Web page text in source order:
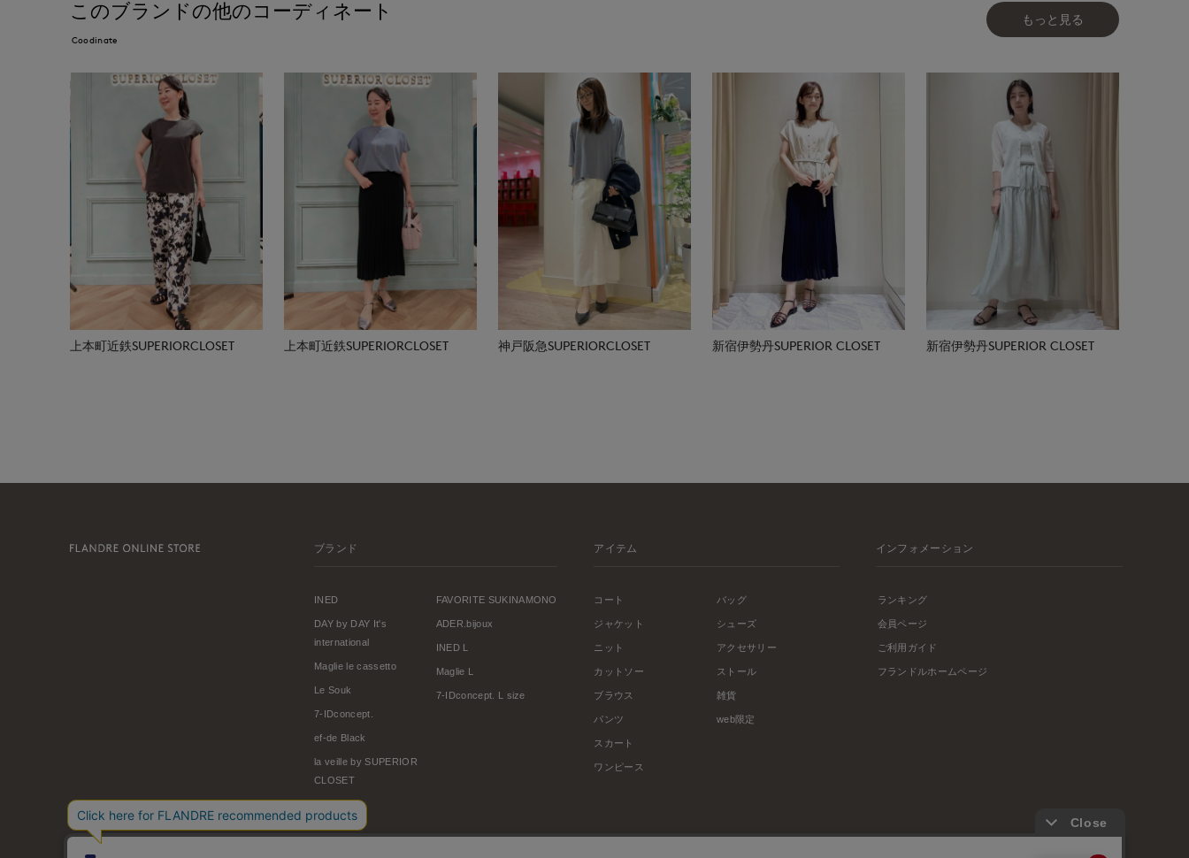
このブランドの他のコーディネート
Coodinate
もっと見る
上本町近鉄SUPERIORCLOSET 上本町近鉄SUPERIORCLOSET 神戸阪急SUPERIORCLOSET 新宿伊勢丹SUPERIOR CLOSET 新宿伊勢丹SUPERIOR CLOSET
ブランド
INED
DAY by DAY It's
international
Maglie le cassetto
Le Souk
7-IDconcept.
ef-de Black
la veille by SUPERIOR
CLOSET
FAVORITE SUKINAMONO
ADER.bijoux
INED L
Maglie L
7-IDconcept. L size
アイテム
コート
ジャケット
ニット
カットソー
ブラウス
パンツ
スカート
ワンピース
バッグ
シューズ
アクセサリー
ストール
雑貨
web限定
インフォメーション
ランキング
会員ページ
ご利用ガイド
フランドルホームページ